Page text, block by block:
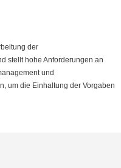
der
stellt hohe Anforderungen an
und
um die Einhaltung der Vorgaben